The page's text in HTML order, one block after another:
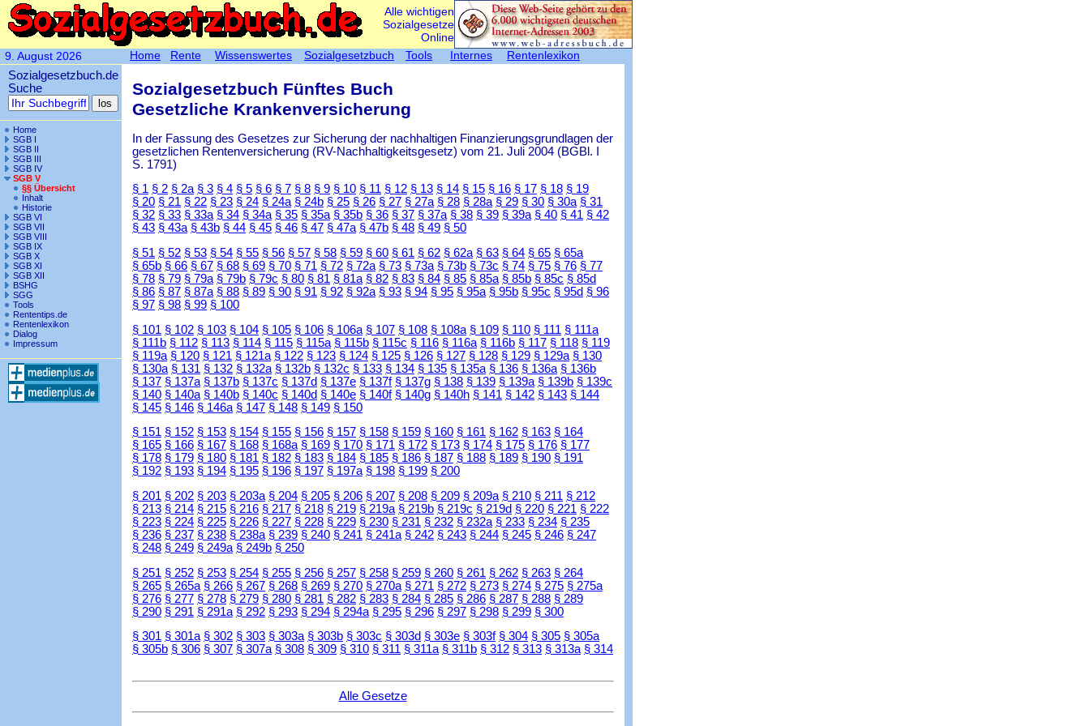
Alle wichtigen
Sozialgesetze
Online
9. August 2026
Sozialgesetzbuch.de
Suche
Home
SGB I
SGB II
SGB III
SGB IV
SGB V
§§ Übersicht
Inhalt
Historie
SGB VI
SGB VII
SGB VIII
SGB IX
SGB X
SGB XI
SGB XII
BSHG
SGG
Tools
Rententips.de
Rentenlexikon
Dialog
Impressum
Sozialgesetzbuch Fünftes Buch
Gesetzliche Krankenversicherung
In der Fassung des Gesetzes zur Sicherung der nachhaltigen Finanzierungsgrundlagen der
gesetzlichen Rentenversicherung (RV-Nachhaltigkeitsgesetz) vom 21. Juli 2004 (BGBl. I
S. 1791)
§ 1 § 2 § 2a § 3 § 4 § 5 § 6 § 7 § 8 § 9 § 10 § 11 § 12 § 13 § 14 § 15 § 16 § 17 § 18 § 19
§ 20 § 21 § 22 § 23 § 24 § 24a § 24b § 25 § 26 § 27 § 27a § 28 § 28a § 29 § 30 § 30a § 31
§ 32 § 33 § 33a § 34 § 34a § 35 § 35a § 35b § 36 § 37 § 37a § 38 § 39 § 39a § 40 § 41 § 42
§ 43 § 43a § 43b § 44 § 45 § 46 § 47 § 47a § 47b § 48 § 49 § 50
§ 51 § 52 § 53 § 54 § 55 § 56 § 57 § 58 § 59 § 60 § 61 § 62 § 62a § 63 § 64 § 65 § 65a
§ 65b § 66 § 67 § 68 § 69 § 70 § 71 § 72 § 72a § 73 § 73a § 73b § 73c § 74 § 75 § 76 § 77
§ 78 § 79 § 79a § 79b § 79c § 80 § 81 § 81a § 82 § 83 § 84 § 85 § 85a § 85b § 85c § 85d
§ 86 § 87 § 87a § 88 § 89 § 90 § 91 § 92 § 92a § 93 § 94 § 95 § 95a § 95b § 95c § 95d § 96
§ 97 § 98 § 99 § 100
§ 101 § 102 § 103 § 104 § 105 § 106 § 106a § 107 § 108 § 108a § 109 § 110 § 111 § 111a
§ 111b § 112 § 113 § 114 § 115 § 115a § 115b § 115c § 116 § 116a § 116b § 117 § 118 § 119
§ 119a § 120 § 121 § 121a § 122 § 123 § 124 § 125 § 126 § 127 § 128 § 129 § 129a § 130
§ 130a § 131 § 132 § 132a § 132b § 132c § 133 § 134 § 135 § 135a § 136 § 136a § 136b
§ 137 § 137a § 137b § 137c § 137d § 137e § 137f § 137g § 138 § 139 § 139a § 139b § 139c
§ 140 § 140a § 140b § 140c § 140d § 140e § 140f § 140g § 140h § 141 § 142 § 143 § 144
§ 145 § 146 § 146a § 147 § 148 § 149 § 150
§ 151 § 152 § 153 § 154 § 155 § 156 § 157 § 158 § 159 § 160 § 161 § 162 § 163 § 164
§ 165 § 166 § 167 § 168 § 168a § 169 § 170 § 171 § 172 § 173 § 174 § 175 § 176 § 177
§ 178 § 179 § 180 § 181 § 182 § 183 § 184 § 185 § 186 § 187 § 188 § 189 § 190 § 191
§ 192 § 193 § 194 § 195 § 196 § 197 § 197a § 198 § 199 § 200
§ 201 § 202 § 203 § 203a § 204 § 205 § 206 § 207 § 208 § 209 § 209a § 210 § 211 § 212
§ 213 § 214 § 215 § 216 § 217 § 218 § 219 § 219a § 219b § 219c § 219d § 220 § 221 § 222
§ 223 § 224 § 225 § 226 § 227 § 228 § 229 § 230 § 231 § 232 § 232a § 233 § 234 § 235
§ 236 § 237 § 238 § 238a § 239 § 240 § 241 § 241a § 242 § 243 § 244 § 245 § 246 § 247
§ 248 § 249 § 249a § 249b § 250
§ 251 § 252 § 253 § 254 § 255 § 256 § 257 § 258 § 259 § 260 § 261 § 262 § 263 § 264
§ 265 § 265a § 266 § 267 § 268 § 269 § 270 § 270a § 271 § 272 § 273 § 274 § 275 § 275a
§ 276 § 277 § 278 § 279 § 280 § 281 § 282 § 283 § 284 § 285 § 286 § 287 § 288 § 289
§ 290 § 291 § 291a § 292 § 293 § 294 § 294a § 295 § 296 § 297 § 298 § 299 § 300
§ 301 § 301a § 302 § 303 § 303a § 303b § 303c § 303d § 303e § 303f § 304 § 305 § 305a
§ 305b § 306 § 307 § 307a § 308 § 309 § 310 § 311 § 311a § 311b § 312 § 313 § 313a § 314
Alle Gesetze
Home Rente Wissenswertes Sozialgesetzbuch Tools Internes Rentenlexikon